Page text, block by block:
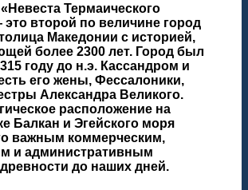
«Невеста Термаического
второй по величине город
Македонии с историей,
более 2300 лет. Город был
году до н.э. Кассандром и
его жены, Фессалоники,
Александра Великого.
расположение на
Балкан и Эгейского моря
важным коммерческим,
и административным
до наших дней.